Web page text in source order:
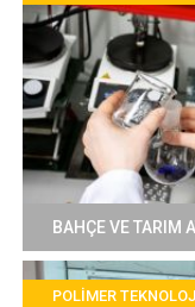
BAHÇE VE TARIM
POLIMER